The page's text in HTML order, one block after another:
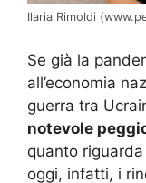
Ilaria Rimoldi
Se già la
all’economia
guerra tra
notevole
quanto
oggi, infatti, i